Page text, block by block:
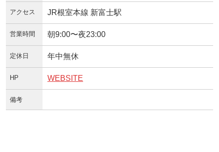
アクセス JR根室本線 新富士駅
営業時間 朝9:00〜夜23:00
定休日 年中無休
HP WEBSITE
備考